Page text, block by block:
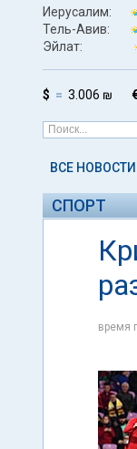
Иерусалим:
Тель-Авив:
Эйлат:
$ 3.006 ₪
ВСЕ НОВОСТИ
СПОРТ
время